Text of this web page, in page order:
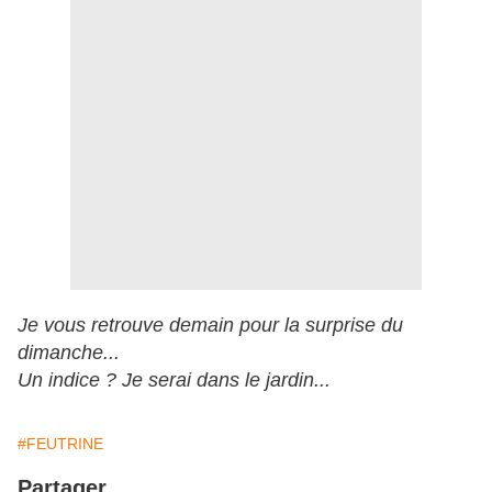
Je vous retrouve demain pour la surprise du
dimanche...
Un indice ? Je serai dans le jardin...
#FEUTRINE